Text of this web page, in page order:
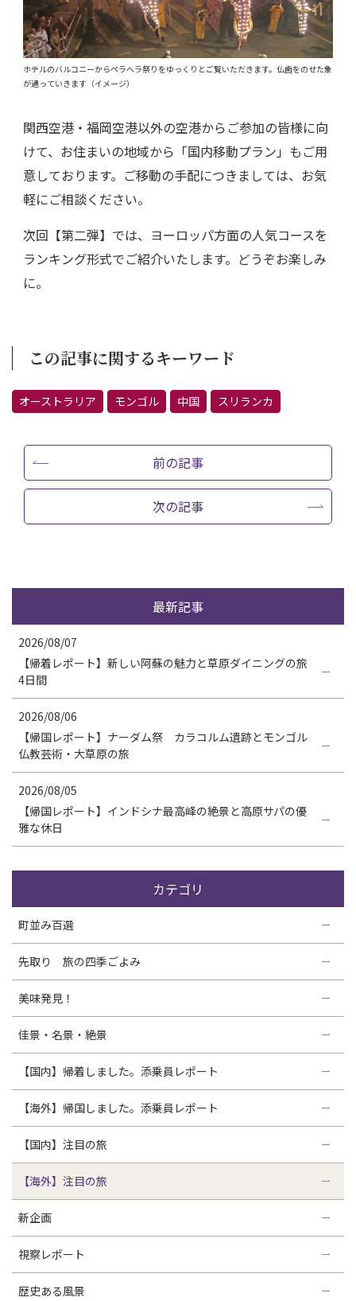
ホテルのバルコニーからペラヘラ祭りをゆっくりとご覧いただきます。仏歯をのせた象
が通っていきます（イメージ）
関西空港・福岡空港以外の空港からご参加の皆様に向
けて、お住まいの地域から「国内移動プラン」もご用
意しております。ご移動の手配につきましては、お気
軽にご相談ください。
次回【第二弾】では、ヨーロッパ方面の人気コースを
ランキング形式でご紹介いたします。どうぞお楽しみ
に。
この記事に関するキーワード
オーストラリア モンゴル 中国 スリランカ
前の記事
次の記事
最新記事
2026/08/07
【帰着レポート】新しい阿蘇の魅力と草原ダイニングの旅
4日間
2026/08/06
【帰国レポート】ナーダム祭 カラコルム遺跡とモンゴル
仏教芸術・大草原の旅
2026/08/05
【帰国レポート】インドシナ最高峰の絶景と高原サパの優
雅な休日
カテゴリ
町並み百選
先取り 旅の四季ごよみ
美味発見！
佳景・名景・絶景
【国内】帰着しました。添乗員レポート
【海外】帰国しました。添乗員レポート
【国内】注目の旅
【海外】注目の旅
新企画
視察レポート
歴史ある風景